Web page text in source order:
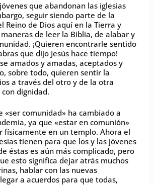
que abandonan las iglesias
seguir siendo parte de la
Reino de Dios aquí en la Tierra y
de leer la Biblia, de alabar y
¡Quieren encontrarle sentido
que dijo Jesús hace tiempo!
amados y amadas, aceptados y
sobre todo, quieren sentir la
a través del otro y de la otra
dignidad.
«ser comunidad» ha cambiado a
ya que «estar en comunión»
físicamente en un templo. Ahora el
tienen para que los y las jóvenes
éstas es aún más complicado, pero
esto significa dejar atrás muchos
hablar con las nuevas
a acuerdos para que todas,